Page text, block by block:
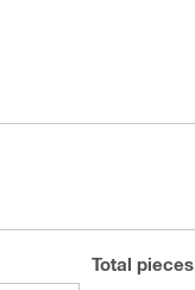
Total pieces